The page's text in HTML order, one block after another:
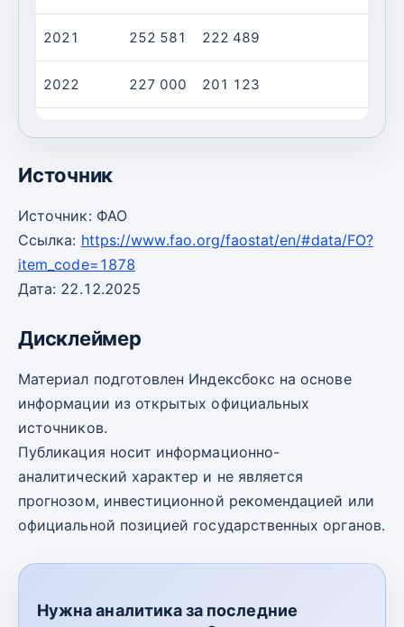
2021 252 581 222 489
2022 227 000 201 123
Источник
Источник: ФАО
Ссылка: https://www.fao.org/faostat/en/#data/FO?
item_code=1878
Дата: 22.12.2025
Дисклеймер
Материал подготовлен Индексбокс на основе
информации из открытых официальных
источников.
Публикация носит информационно-
аналитический характер и не является
прогнозом, инвестиционной рекомендацией или
официальной позицией государственных органов.
Нужна аналитика за последние